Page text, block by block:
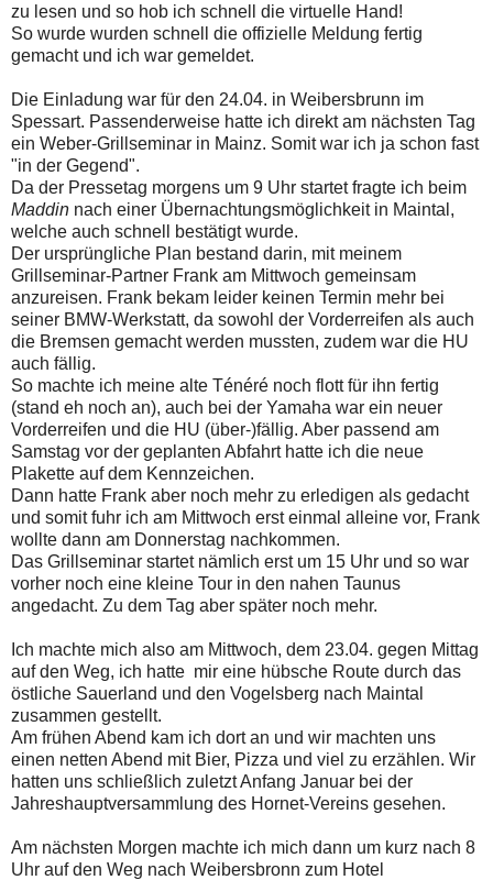
zu lesen und so hob ich schnell die virtuelle Hand!
So wurde wurden schnell die offizielle Meldung fertig
gemacht und ich war gemeldet.
Die Einladung war für den 24.04. in Weibersbrunn im
Spessart. Passenderweise hatte ich direkt am nächsten Tag
ein Weber-Grillseminar in Mainz. Somit war ich ja schon fast
"in der Gegend".
Da der Pressetag morgens um 9 Uhr startet fragte ich beim
Maddin nach einer Übernachtungsmöglichkeit in Maintal,
welche auch schnell bestätigt wurde.
Der ursprüngliche Plan bestand darin, mit meinem
Grillseminar-Partner Frank am Mittwoch gemeinsam
anzureisen. Frank bekam leider keinen Termin mehr bei
seiner BMW-Werkstatt, da sowohl der Vorderreifen als auch
die Bremsen gemacht werden mussten, zudem war die HU
auch fällig.
So machte ich meine alte Ténéré noch flott für ihn fertig
(stand eh noch an), auch bei der Yamaha war ein neuer
Vorderreifen und die HU (über-)fällig. Aber passend am
Samstag vor der geplanten Abfahrt hatte ich die neue
Plakette auf dem Kennzeichen.
Dann hatte Frank aber noch mehr zu erledigen als gedacht
und somit fuhr ich am Mittwoch erst einmal alleine vor, Frank
wollte dann am Donnerstag nachkommen.
Das Grillseminar startet nämlich erst um 15 Uhr und so war
vorher noch eine kleine Tour in den nahen Taunus
angedacht. Zu dem Tag aber später noch mehr.
Ich machte mich also am Mittwoch, dem 23.04. gegen Mittag
auf den Weg, ich hatte mir eine hübsche Route durch das
östliche Sauerland und den Vogelsberg nach Maintal
zusammen gestellt.
Am frühen Abend kam ich dort an und wir machten uns
einen netten Abend mit Bier, Pizza und viel zu erzählen. Wir
hatten uns schließlich zuletzt Anfang Januar bei der
Jahreshauptversammlung des Hornet-Vereins gesehen.
Am nächsten Morgen machte ich mich dann um kurz nach 8
Uhr auf den Weg nach Weibersbronn zum Hotel